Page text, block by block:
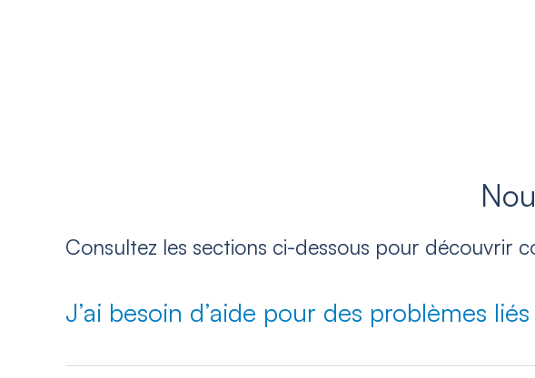
Consultez les sections ci-dessous pour découvrir
J’ai besoin d’aide pour des problèmes